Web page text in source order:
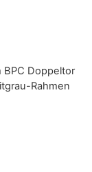
BPC Doppeltor
Rahmen